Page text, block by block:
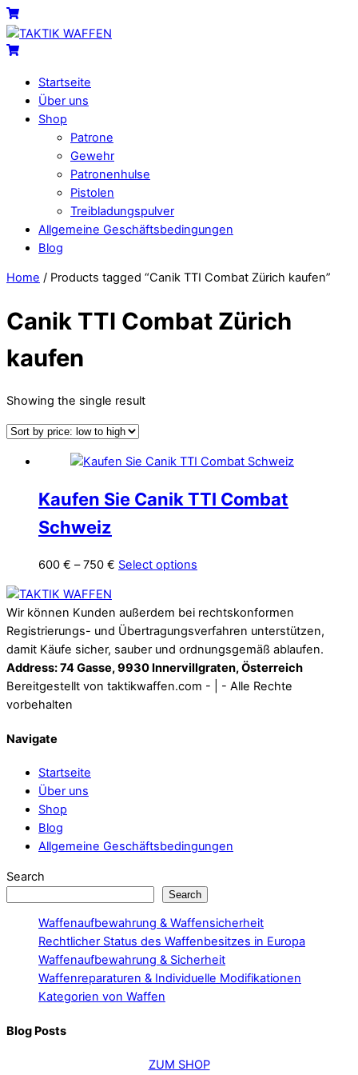
Skip
to
content
Menu
Cart
Cart
Startseite
Über uns
Shop
Patrone
Gewehr
Patronenhulse
Pistolen
Treibladungspulver
Allgemeine Geschäftsbedingungen
Blog
Close
Close
Home / Products tagged “Canik TTI Combat Zürich kaufen”
Canik TTI Combat Zürich
kaufen
Showing the single result
Kaufen Sie Canik TTI Combat
Schweiz
600 € – 750 € Price
through
750 €
Select options
multiple
variants.
The
options
may
Back
To
Top
Wir können Kunden außerdem bei rechtskonformen
Registrierungs- und Übertragungsverfahren unterstützen,
damit Käufe sicher, sauber und ordnungsgemäß ablaufen.
Address: 74 Gasse, 9930 Innervillgraten, Österreich
Bereitgestellt von taktikwaffen.com - | - Alle Rechte
vorbehalten
Navigate
Startseite
Über uns
Shop
Blog
Allgemeine Geschäftsbedingungen
Search
Search
Waffenaufbewahrung & Waffensicherheit
Rechtlicher Status des Waffenbesitzes in Europa
Waffenaufbewahrung & Sicherheit
Waffenreparaturen & Individuelle Modifikationen
Kategorien von Waffen
Blog Posts
ZUM SHOP